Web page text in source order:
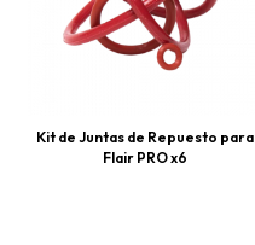
Kit de Juntas de Repuesto para
Flair PRO x6